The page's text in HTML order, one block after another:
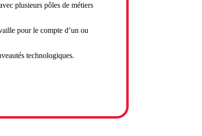
plusieurs pôles de métiers
pour le compte d’un ou
technologiques.